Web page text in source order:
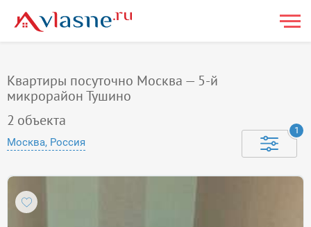
Квартиры посуточно Москва — 5-й
микрорайон Тушино
2 объекта
Москва, Россия
1